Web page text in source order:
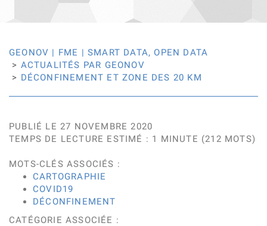
GEONOV | FME | SMART DATA, OPEN DATA
ACTUALITÉS PAR GEONOV
DÉCONFINEMENT ET ZONE DES 20 KM
PUBLIÉ LE 27 NOVEMBRE 2020
TEMPS DE LECTURE ESTIMÉ : 1 MINUTE (212 MOTS)
MOTS-CLÉS ASSOCIÉS :
CARTOGRAPHIE
COVID19
DÉCONFINEMENT
CATÉGORIE ASSOCIÉE :